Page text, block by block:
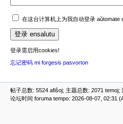
在这台计算机上为我自动登录 aŭtomate
登录需启用cookies!
忘记密码 mi forgesis pasvorton
帖子总数: 5524 afiŝoj; 主题总数: 2071
论坛时间 foruma tempo: 2026-08-07, 02:31